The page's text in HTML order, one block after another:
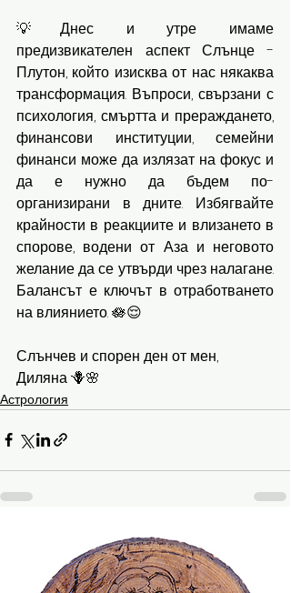
💡Днес и утре имаме
предизвикателен аспект Слънце -
Плутон, който изисква от нас някаква
трансформация. Въпроси, свързани с
психология, смъртта и прераждането,
финансови институции, семейни
финанси може да излязат на фокус и
да е нужно да бъдем по-
организирани в дните. Избягвайте
крайности в реакциите и влизането в
спорове, водени от Аза и неговото
желание да се утвърди чрез налагане.
Балансът е ключът в отработването
на влиянието. 🪷😌
Слънчев и спорен ден от мен,
Диляна 🪻🌸
Астрология